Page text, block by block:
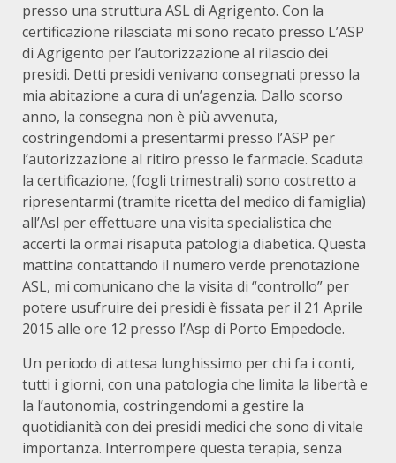
presso una struttura ASL di Agrigento. Con la
certificazione rilasciata mi sono recato presso L’ASP
di Agrigento per l’autorizzazione al rilascio dei
presidi. Detti presidi venivano consegnati presso la
mia abitazione a cura di un’agenzia. Dallo scorso
anno, la consegna non è più avvenuta,
costringendomi a presentarmi presso l’ASP per
l’autorizzazione al ritiro presso le farmacie. Scaduta
la certificazione, (fogli trimestrali) sono costretto a
ripresentarmi (tramite ricetta del medico di famiglia)
all’Asl per effettuare una visita specialistica che
accerti la ormai risaputa patologia diabetica. Questa
mattina contattando il numero verde prenotazione
ASL, mi comunicano che la visita di “controllo” per
potere usufruire dei presidi è fissata per il 21 Aprile
2015 alle ore 12 presso l’Asp di Porto Empedocle.
Un periodo di attesa lunghissimo per chi fa i conti,
tutti i giorni, con una patologia che limita la libertà e
la l’autonomia, costringendomi a gestire la
quotidianità con dei presidi medici che sono di vitale
importanza. Interrompere questa terapia, senza